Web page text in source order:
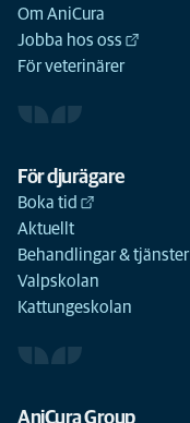
Om AniCura
Jobba hos oss
För veterinärer
För djurägare
Boka tid
Aktuellt
Behandlingar & tjänster
Valpskolan
Kattungeskolan
AniCura Group